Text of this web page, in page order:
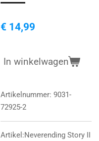
€ 14,99
In winkelwagen
Artikelnummer: 9031-
72925-2
Artikel:Neverending Story II